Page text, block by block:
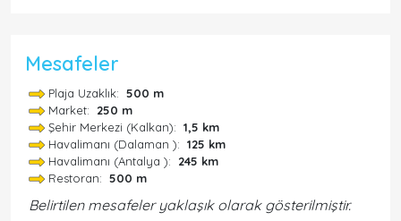
Mesafeler
Plaja Uzaklık: 500 m
Market: 250 m
Şehir Merkezi (Kalkan): 1,5 km
Havalimanı (Dalaman ): 125 km
Havalimanı (Antalya ): 245 km
Restoran: 500 m
Belirtilen mesafeler yaklaşık olarak gösterilmiştir.